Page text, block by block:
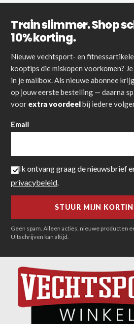
Train slimmer. Shop
10% korting.
Nieuwe vechtsport- en
kooptips die miskopen voorkomen?
in je mailbox. Als nieuwe abonnee
op jouw eerste bestelling — daarna
voor extra voordeelbij iedere
Email
Ik ontvang graag de nieuwsbrief
privacybeleid.
Geen spam. Alleen acties, nieuwe producten
Uitschrijven kan altijd.